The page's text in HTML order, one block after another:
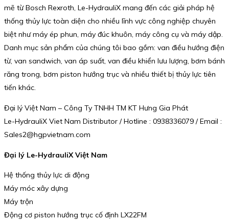
mẽ từ Bosch Rexroth, Le-HydrauliX mang đến các giải pháp hệ
thống thủy lực toàn diện cho nhiều lĩnh vực công nghiệp chuyên
biệt như máy ép phun, máy đúc khuôn, máy công cụ và máy dập.
Danh mục sản phẩm của chúng tôi bao gồm: van điều hướng điện
từ, van sandwich, van áp suất, van điều khiển lưu lượng, bơm bánh
răng trong, bơm piston hướng trục và nhiều thiết bị thủy lực tiên
tiến khác.
Đại lý Việt Nam – Công Ty TNHH TM KT Hưng Gia Phát
Le-HydrauliX Viet Nam Distributor / Hotline : 0938336079 / Email :
Sales2@hgpvietnam.com
Đại lý Le-HydrauliX Việt Nam
Hệ thống thủy lực di động
Máy móc xây dựng
Máy trộn
Động cơ piston hướng trục cố định LX22FM